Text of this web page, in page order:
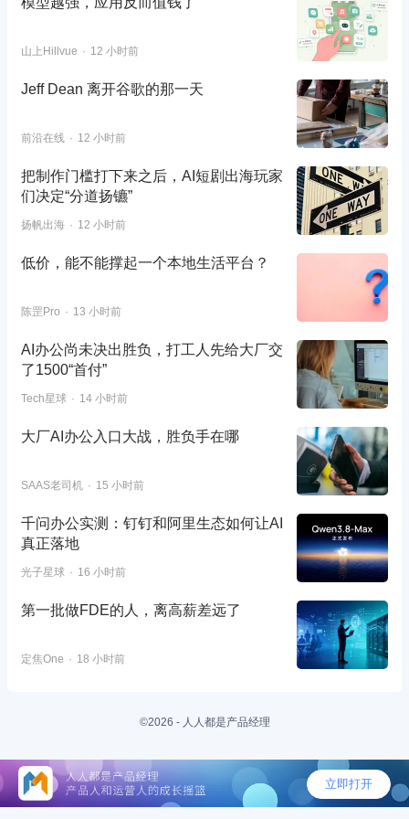
山上Hillvue 12 小时前
Jeff Dean 离开谷歌的那一天
前沿在线 12 小时前
把制作门槛打下来之后，AI短剧出海玩家
们决定“分道扬镳”
扬帆出海 12 小时前
低价，能不能撑起一个本地生活平台？
陈罡Pro 13 小时前
AI办公尚未决出胜负，打工人先给大厂交
了1500“首付”
Tech星球 14 小时前
大厂AI办公入口大战，胜负手在哪
SAAS老司机 15 小时前
千问办公实测：钉钉和阿里生态如何让AI
真正落地
光子星球 16 小时前
第一批做FDE的人，离高薪差远了
定焦One 18 小时前
©2026 - 人人都是产品经理